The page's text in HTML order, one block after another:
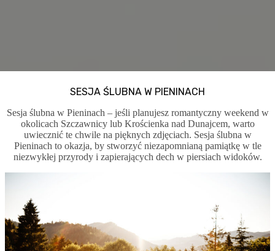
SESJA ŚLUBNA W PIENINACH
Sesja ślubna w Pieninach – jeśli planujesz romantyczny weekend w
okolicach Szczawnicy lub Krościenka nad Dunajcem, warto
uwiecznić te chwile na pięknych zdjęciach. Sesja ślubna w
Pieninach to okazja, by stworzyć niezapomnianą pamiątkę w tle
niezwykłej przyrody i zapierających dech w piersiach widoków.